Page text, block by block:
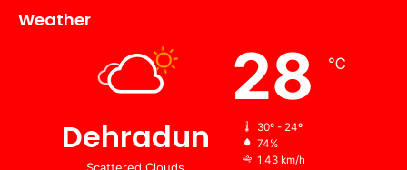
Weather
Dehradun
28 ℃
30º - 24º
74%
1.43 km/h